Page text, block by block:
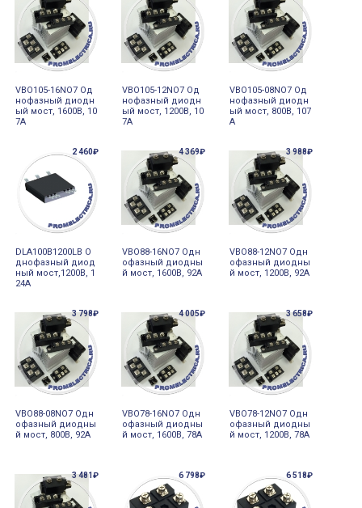
VBO105-16NO7 Од
нофазный диодн
ый мост, 1600В, 10
7А
VBO105-12NO7 Од
нофазный диодн
ый мост, 1200В, 10
7А
VBO105-08NO7 Од
нофазный диодн
ый мост, 800В, 107
А
2 460₽
DLA100B1200LB О
днофазный диод
ный мост,1200В, 1
24А
4 369₽
VBO88-16NO7 Одн
офазный диодны
й мост, 1600В, 92А
3 988₽
VBO88-12NO7 Одн
офазный диодны
й мост, 1200В, 92А
3 798₽
VBO88-08NO7 Одн
офазный диодны
й мост, 800В, 92А
4 005₽
VBO78-16NO7 Одн
офазный диодны
й мост, 1600В, 78А
3 658₽
VBO78-12NO7 Одн
офазный диодны
й мост, 1200В, 78А
3 481₽ 6 798₽ 6 518₽